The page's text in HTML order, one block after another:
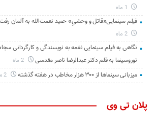
فیلم سینمایی«قاتل و وحشیِ» حمید نعمت‌الله به آلمان
2 ماه
نگاهی به فیلم سینمایی نغمه به نویسندگی و کارگردانی
نوروسینما به قلم دکتر عبدالرضا ناصر مقدسی
2 ماه
میزبانی سینماها از ۳۰۰ هزار مخاطب در هفته گذشته 2 ماه
پلان تی وی